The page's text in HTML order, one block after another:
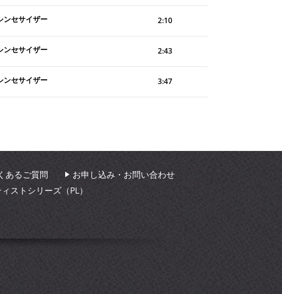
ンセサイザー 2:10
ンセサイザー 2:43
ンセサイザー 3:47
あるご質問
お申し込み・お問い合わせ
ストシリーズ（PL）